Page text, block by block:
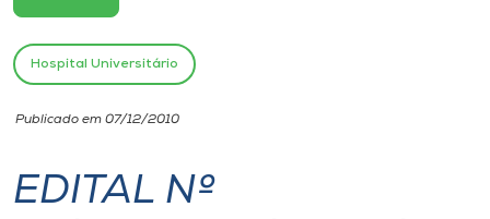
Portal de Ensino
Unoesc
Internacionalização
Hospital Universitário
Publicado em 07/12/2010
EDITAL Nº